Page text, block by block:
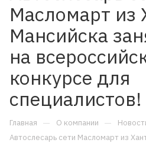
Масломарт из
Мансийска
на
конкурсе для
специалистов!
Главная — О компании —
Автослесарь сети Масломарт из